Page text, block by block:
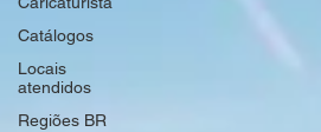
Catálogos
Locais
atendidos
Regiões BR